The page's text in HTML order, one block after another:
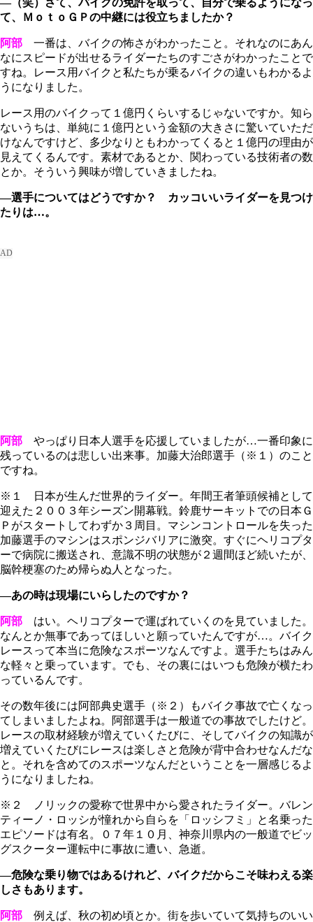
て、ＭｏｔｏＧＰの中継には役立ちましたか？
阿部 一番は、バイクの怖さがわかったこと。それなのにあん
なにスピードが出せるライダーたちのすごさがわかったことで
すね。レース用バイクと私たちが乗るバイクの違いもわかるよ
うになりました。
レース用のバイクって１億円くらいするじゃないですか。知ら
ないうちは、単純に１億円という金額の大きさに驚いていただ
けなんですけど、多少なりともわかってくると１億円の理由が
見えてくるんです。素材であるとか、関わっている技術者の数
とか。そういう興味が増していきましたね。
―選手についてはどうですか？ カッコいいライダーを見つけ
たりは…。
阿部 やっぱり日本人選手を応援していましたが…一番印象に
残っているのは悲しい出来事。加藤大治郎選手（※１）のこと
ですね。
※１ 日本が生んだ世界的ライダー。年間王者筆頭候補として
迎えた２００３年シーズン開幕戦。鈴鹿サーキットでの日本Ｇ
Ｐがスタートしてわずか３周目。マシンコントロールを失った
加藤選手のマシンはスポンジバリアに激突。すぐにヘリコプタ
ーで病院に搬送され、意識不明の状態が２週間ほど続いたが、
脳幹梗塞のため帰らぬ人となった。
―あの時は現場にいらしたのですか？
阿部 はい。ヘリコプターで運ばれていくのを見ていました。
なんとか無事であってほしいと願っていたんですが…。バイク
レースって本当に危険なスポーツなんですよ。選手たちはみん
な軽々と乗っています。でも、その裏にはいつも危険が横たわ
っているんです。
その数年後には阿部典史選手（※２）もバイク事故で亡くなっ
てしまいましたよね。阿部選手は一般道での事故でしたけど。
レースの取材経験が増えていくたびに、そしてバイクの知識が
増えていくたびにレースは楽しさと危険が背中合わせなんだな
と。それを含めてのスポーツなんだということを一層感じるよ
うになりましたね。
※２ ノリックの愛称で世界中から愛されたライダー。バレン
ティーノ・ロッシが憧れから自らを「ロッシフミ」と名乗った
エピソードは有名。０７年１０月、神奈川県内の一般道でビッ
グスクーター運転中に事故に遭い、急逝。
―危険な乗り物ではあるけれど、バイクだからこそ味わえる楽
しさもあります。
阿部 例えば、秋の初め頃とか。街を歩いていて気持ちのいい